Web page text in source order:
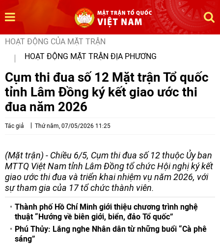
HOẠT ĐỘNG CỦA MẶT TRẬN
HOẠT ĐỘNG MẶT TRẬN ĐỊA PHƯƠNG
Cụm thi đua số 12 Mặt trận Tổ quốc
tỉnh Lâm Đồng ký kết giao ước thi
đua năm 2026
Tác giả Thứ năm, 07/05/2026 11:25
(Mặt trận) - Chiều 6/5, Cụm thi đua số 12 thuộc Ủy ban
MTTQ Việt Nam tỉnh Lâm Đồng tổ chức Hội nghị ký kết
giao ước thi đua và triển khai nhiệm vụ năm 2026, với
sự tham gia của 17 tổ chức thành viên.
Thành phố Hồ Chí Minh giới thiệu chương trình nghệ
thuật “Hướng về biên giới, biển, đảo Tổ quốc”
Phú Thủy: Lắng nghe Nhân dân từ những buổi “Cà phê
sáng”